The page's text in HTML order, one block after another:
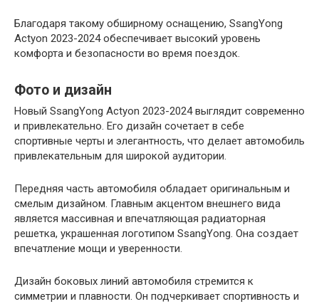
Благодаря такому обширному оснащению, SsangYong
Actyon 2023-2024 обеспечивает высокий уровень
комфорта и безопасности во время поездок.
Фото и дизайн
Новый SsangYong Actyon 2023-2024 выглядит современно
и привлекательно. Его дизайн сочетает в себе
спортивные черты и элегантность, что делает автомобиль
привлекательным для широкой аудитории.
Передняя часть автомобиля обладает оригинальным и
смелым дизайном. Главным акцентом внешнего вида
является массивная и впечатляющая радиаторная
решетка, украшенная логотипом SsangYong. Она создает
впечатление мощи и уверенности.
Дизайн боковых линий автомобиля стремится к
симметрии и плавности. Он подчеркивает спортивность и